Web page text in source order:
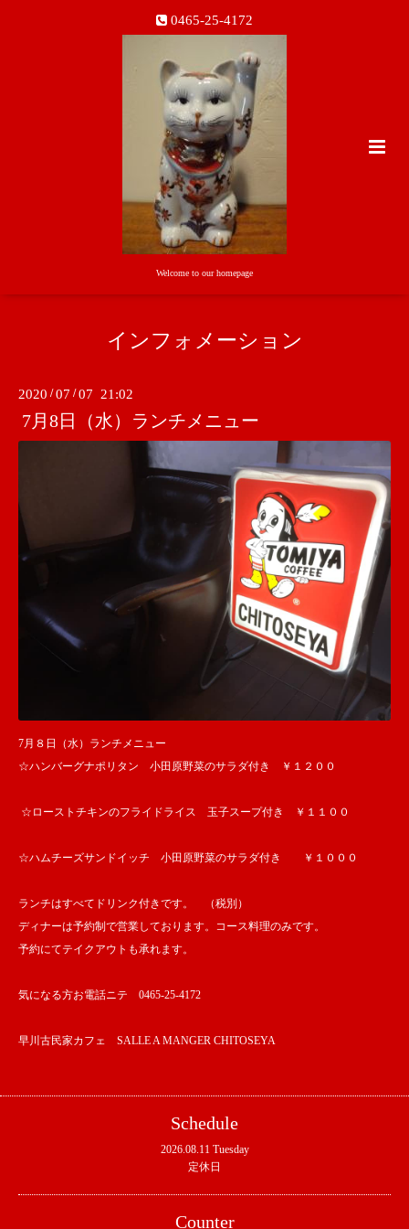
0465-25-4172
Welcome to our homepage
インフォメーション
2020 /07 /07 21:02
7月8日（水）ランチメニュー
7月８日（水）ランチメニュー
☆ハンバーグナポリタン 小田原野菜のサラダ付き ￥１２００
☆ローストチキンのフライドライス 玉子スープ付き ￥１１００
☆ハムチーズサンドイッチ 小田原野菜のサラダ付き ￥１０００
ランチはすべてドリンク付きです。 （税別）
ディナーは予約制で営業しております。コース料理のみです。
予約にてテイクアウトも承れます。
気になる方お電話ニテ 0465-25-4172
早川古民家カフェ SALLE A MANGER CHITOSEYA
Schedule
2026.08.11 Tuesday
定休日
Counter